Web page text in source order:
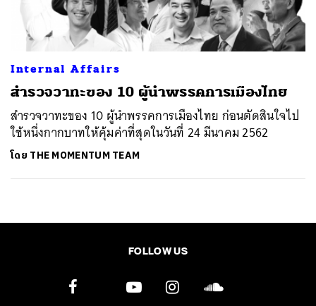
Internal Affairs
สำรวจวาทะของ 10 ผู้นำพรรคการเมืองไทย
สำรวจวาทะของ 10 ผู้นำพรรคการเมืองไทย ก่อนตัดสินใจไป
ใช้หนึ่งกากบาทให้คุ้มค่าที่สุดในวันที่ 24 มีนาคม 2562
โดย THE MOMENTUM TEAM
FOLLOW US
SHARE TWEET LINE EMAIL